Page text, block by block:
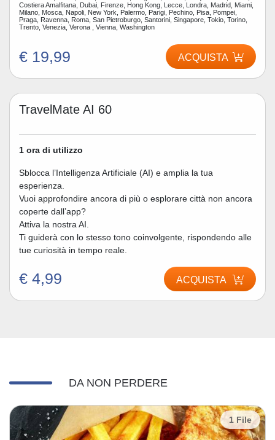
Costiera Amalfitana, Dubai, Firenze, Hong Kong, Lecce, Londra, Madrid, Miami,
Milano, Mosca, Napoli, New York, Palermo, Parigi, Pechino, Pisa, Pompei,
Praga, Ravenna, Roma, San Pietroburgo, Santorini, Singapore, Tokio, Torino,
Trento, Venezia, Verona , Vienna, Washington
€ 19,99 ACQUISTA
TravelMate AI 60
1 ora di utilizzo
Sblocca l’Intelligenza Artificiale (AI) e amplia la tua
esperienza.
Vuoi approfondire ancora di più o esplorare città non ancora
coperte dall’app?
Attiva la nostra AI.
Ti guiderà con lo stesso tono coinvolgente, rispondendo alle
tue curiosità in tempo reale.
€ 4,99 ACQUISTA
DA NON PERDERE
1 File